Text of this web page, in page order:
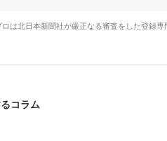
ロは北日本新聞社が厳正なる審査をした登録専
コラム